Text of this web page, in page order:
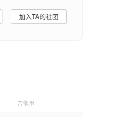
加入TA的社团
吉他币